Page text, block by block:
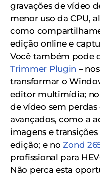
gravações de vídeo
menor uso da CPU,
como
edição online e
Você também pode
Trimmer Plugin –
transformar o
editor multimídia; no
de vídeo sem
avançados, como a
imagens e
edição; e noZond
profissional para
Não perca esta